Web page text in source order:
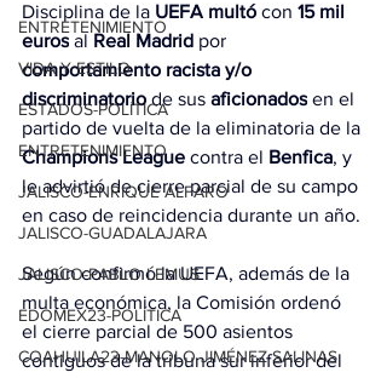
ENTRETENIMIENTO
VIDA Y ESTILO
ESTADOS-POLÍTICA
ENTRETENIMIENTO
JALISCO-ENRIQUE ALFARO
JALISCO-GUADALAJARA
JALISCO-PABLO LEMUS
EDOMEX23-POLÍTICA
COAHUILA23-MANOLO JIMÉNEZ SALINAS
Disciplina de la UEFA multó con 15 mil
euros al Real Madrid por
comportamiento racista y/o
discriminatorio de sus aficionados en el
partido de vuelta de la eliminatoria de la
Champions League contra el Benfica, y
le advirtió de cierre parcial de su campo
en caso de reincidencia durante un año.
Según confirmó la UEFA, además de la
multa económica, la Comisión ordenó
el cierre parcial de 500 asientos
contiguos de la tribuna sur inferior del